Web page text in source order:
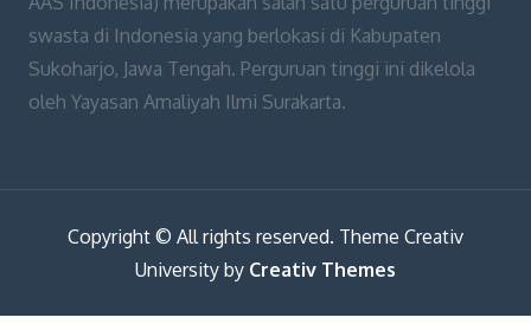
swasta di Indonesia yang berlokasi di Kabupaten
Sukoharjo, Jawa Tengah. Perguruan tinggi ini dikelola
oleh Yayasan Amaliyah Ilmi Surakarta.
Copyright © All rights reserved. Theme Creativ
University by Creativ Themes